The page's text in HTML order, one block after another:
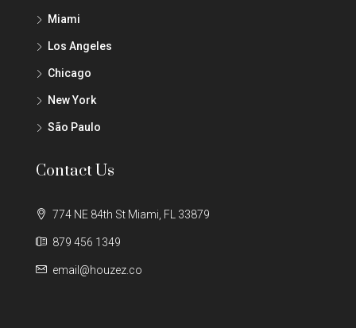
Miami
Los Angeles
Chicago
New York
São Paulo
Contact Us
774 NE 84th St Miami, FL 33879
879 456 1349
email@houzez.co